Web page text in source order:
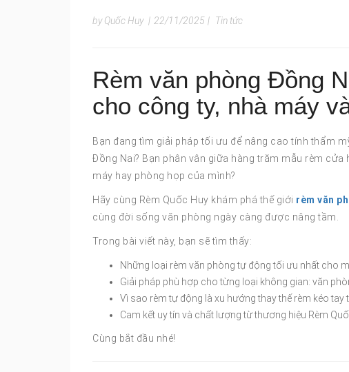
by Quốc Huy | 22/11/2025 | Tin tức
Rèm văn phòng Đồng
cho công ty, nhà máy
Bạn đang tìm giải pháp tối ưu để nâng cao tính thẩm
Đồng Nai? Bạn phân vân giữa hàng trăm mẫu rèm
máy hay phòng họp của mình?
Hãy cùng Rèm Quốc Huy khám phá thế giới rèm văn
cùng đời sống văn phòng ngày càng được nâng tầm.
Trong bài viết này, bạn sẽ tìm thấy:
Những loại rèm văn phòng tự động tối ưu nhất cho
Giải pháp phù hợp cho từng loại không gian: văn
Vì sao rèm tự động là xu hướng thay thế rèm kéo tay
Cam kết uy tín và chất lượng từ thương hiệu Rèm
Cùng bắt đầu nhé!